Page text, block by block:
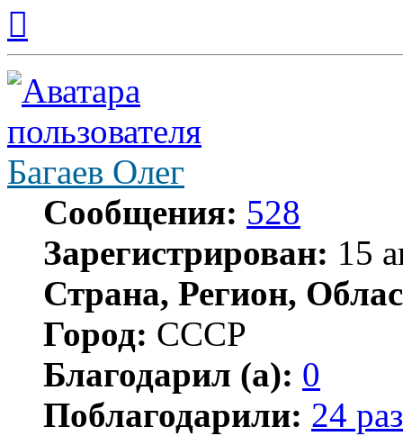
началу
Багаев Олег
Сообщения: 528
Зарегистрирован: 15
Страна, Регион,
Город: СССР
Благодарил (а): 0
Поблагодарили: 24